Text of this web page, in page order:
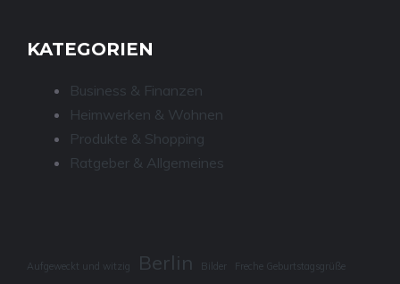
KATEGORIEN
Business & Finanzen
Heimwerken & Wohnen
Produkte & Shopping
Ratgeber & Allgemeines
Aufgeweckt und witzig Berlin Bilder Freche Geburtstagsgrüße